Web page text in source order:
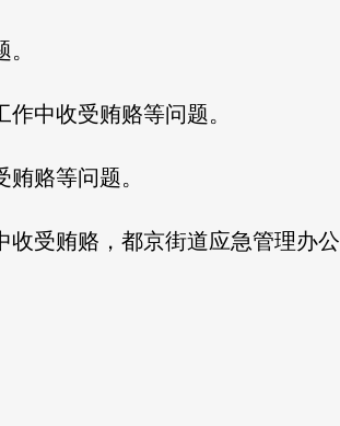
中收受贿赂等问题。
赂等问题。
受贿赂，都京街道应急管理办公